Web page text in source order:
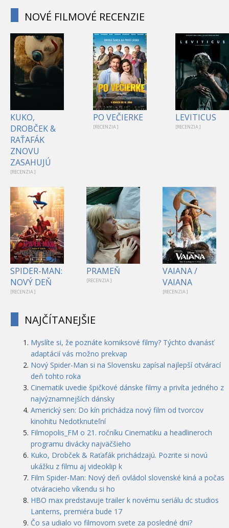
NOVÉ FILMOVÉ RECENZIE
KUKO,
DROBČEK &
RAŤAFÁK
ZNOVU
ZASAHUJÚ
[RECENZIA ]
PO VEČIERKE
[RECENZIA ]
LEVITICUS
[RECENZIA ]
1
SPIDER-MAN:
NOVÝ DEŇ
[RECENZIA ]
PRAMEŇ
[RECENZIA ]
VAIANA /
VAIANA
[RECENZIA ]
NAJČÍTANEJŠIE
Myslíte si, že poznáte komiksové filmy? Týchto dvanásť
adaptácií vás možno prekvap
Nový Spider-Man si na Slovensku zapísal najlepší otvárací
deň tohto roka
Cinematik uvedie špičkové dánske filmy a privíta jedného z
najvýznamnejších dánsky
Americký sen: Do kín prichádza nový film od tvorcov
kinohitu Nedotknuteľní
Filmopolis_FM o 21. ročníku Cinematiku a headlineroch
programu divácky najväčšieho
Kuko, Drobček & Raťafák prichádzajú. Pozrite si novú
ukážku z filmu aj videoklip k
Film Spider-Man: Nový deň ovládol slovenské kiná a počas
otváracieho víkendu si ho
HBO max predstavuje trailer k novému seriálu dc studios
Lanterns, premiéra bude 17
Čo sa udialo vo filmovom svete za posledné dni?